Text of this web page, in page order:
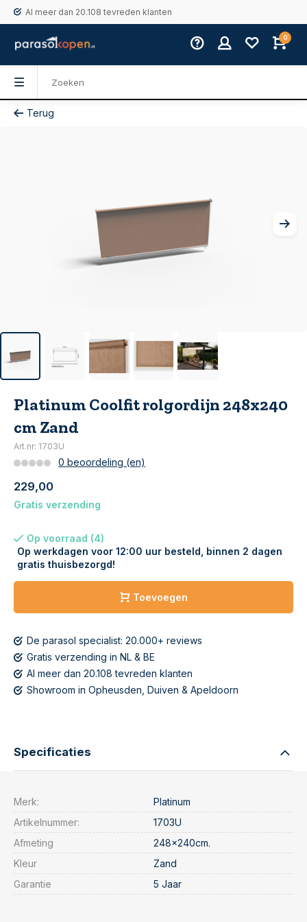
Al meer dan 20.108 tevreden klanten
0
Terug
Platinum Coolfit rolgordijn 248x240
cm Zand
Art.nr: 1703U
0 beoordeling (en)
229,00
Gratis verzending
Op voorraad (4)
Op werkdagen voor 12:00 uur besteld, binnen 2 dagen
gratis thuisbezorgd!
Toevoegen
De parasol specialist: 20.000+ reviews
Gratis verzending in NL & BE
Al meer dan 20.108 tevreden klanten
Showroom in Opheusden, Duiven & Apeldoorn
Specificaties
Merk:
Platinum
Artikelnummer:
1703U
Afmeting
248x240cm.
Kleur
Zand
Garantie
5 Jaar